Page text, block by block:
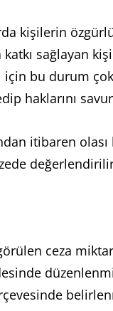
kişilerin
sağlayan
için bu durum
haklarını
itibaren
ceza